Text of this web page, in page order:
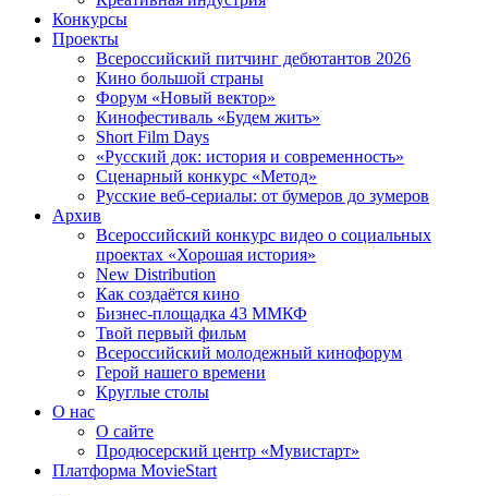
Конкурсы
Проекты
Всероссийский питчинг дебютантов 2026
Кино большой страны
Форум «Новый вектор»
Кинофестиваль «Будем жить»
Short Film Days
«Русский док: история и современность»
Сценарный конкурс «Метод»
Русские веб-сериалы: от бумеров до зумеров
Архив
Всероссийский конкурс видео о социальных
проектах «Хорошая история»
New Distribution
Как создаётся кино
Бизнес-площадка 43 ММКФ
Твой первый фильм
Всероссийский молодежный кинофорум
Герой нашего времени
Круглые столы
О нас
О сайте
Продюсерский центр «Мувистарт»
Платформа MovieStart